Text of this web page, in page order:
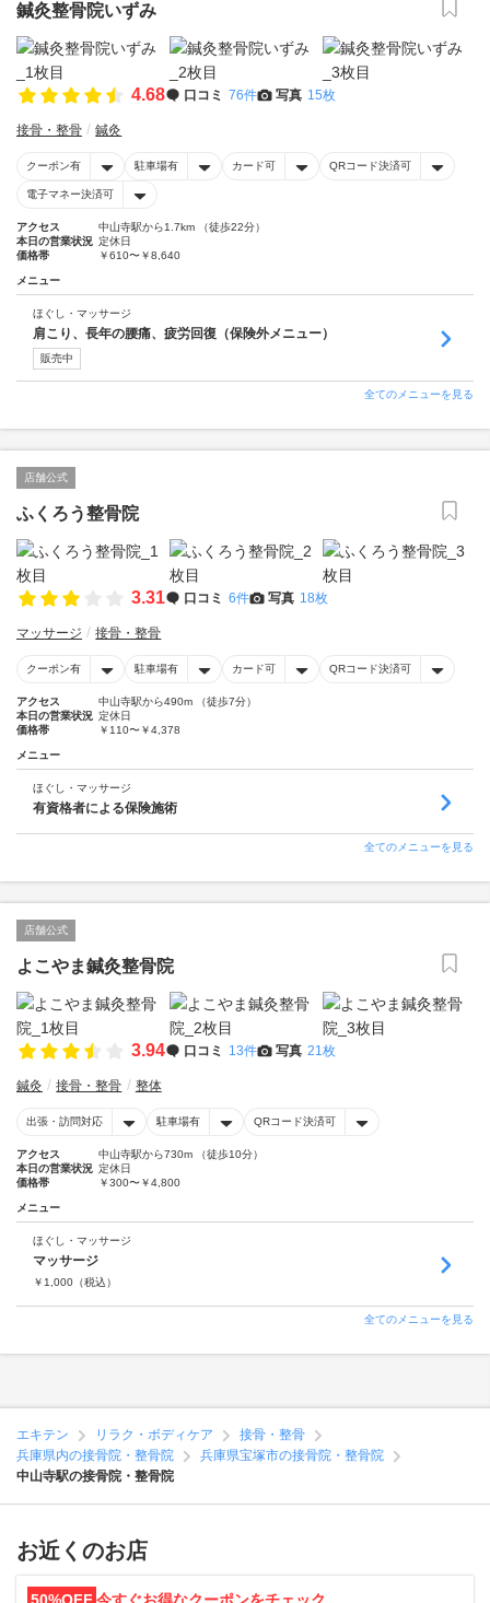
鍼灸整骨院いずみ
4.68 口コミ 76件 写真 15枚
接骨・整骨 鍼灸
クーポン有 駐車場有 カード可 QRコード決済可
電子マネー決済可
アクセス
中山寺駅から1.7km （徒歩22分）
本日の営業状況 定休日
価格帯
￥610〜￥8,640
メニュー
ほぐし・マッサージ
肩こり、長年の腰痛、疲労回復（保険外メニュー）
販売中
全てのメニューを見る
店舗公式
ふくろう整骨院
3.31 口コミ 6件 写真 18枚
マッサージ 接骨・整骨
クーポン有 駐車場有 カード可 QRコード決済可
アクセス
中山寺駅から490m （徒歩7分）
本日の営業状況 定休日
価格帯
￥110〜￥4,378
メニュー
ほぐし・マッサージ
有資格者による保険施術
全てのメニューを見る
店舗公式
よこやま鍼灸整骨院
3.94 口コミ 13件 写真 21枚
鍼灸 接骨・整骨 整体
出張・訪問対応 駐車場有 QRコード決済可
アクセス
中山寺駅から730m （徒歩10分）
本日の営業状況 定休日
価格帯
￥300〜￥4,800
メニュー
ほぐし・マッサージ
マッサージ
￥ 1,000 （税込）
全てのメニューを見る
エキテン リラク・ボディケア
接骨・整骨
兵庫県内の接骨院・整骨院
兵庫県宝塚市の接骨院・整骨院
中山寺駅の接骨院・整骨院
お近くのお店